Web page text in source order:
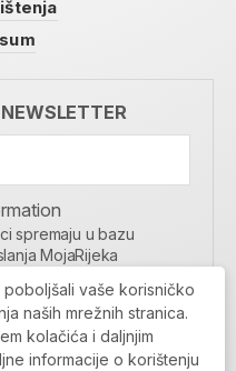
spremaju u bazu
MojaRijeka
SE
vaše korisničko
naših mrežnih stranica.
kolačića i daljnjim
informacije o korištenju